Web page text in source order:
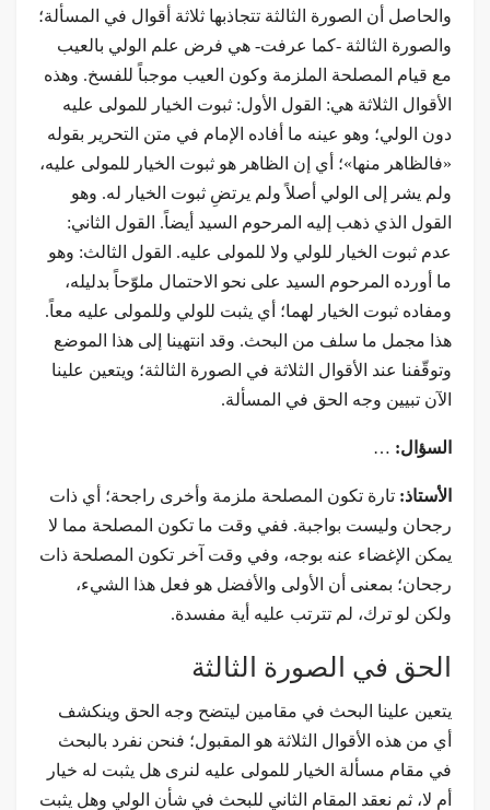
والحاصل أن الصورة الثالثة تتجاذبها ثلاثة أقوال في المسألة؛
والصورة الثالثة -كما عرفت- هي فرض علم الولي بالعيب
مع قيام المصلحة الملزمة وكون العيب موجباً للفسخ. وهذه
الأقوال الثلاثة هي: القول الأول: ثبوت الخيار للمولى عليه
دون الولي؛ وهو عينه ما أفاده الإمام في متن التحرير بقوله
«فالظاهر منها»؛ أي إن الظاهر هو ثبوت الخيار للمولى عليه،
ولم يشر إلى الولي أصلاً ولم يرتضِ ثبوت الخيار له. وهو
القول الذي ذهب إليه المرحوم السيد أيضاً. القول الثاني:
عدم ثبوت الخيار للولي ولا للمولى عليه. القول الثالث: وهو
ما أورده المرحوم السيد على نحو الاحتمال ملوّحاً بدليله،
ومفاده ثبوت الخيار لهما؛ أي يثبت للولي وللمولى عليه معاً.
هذا مجمل ما سلف من البحث. وقد انتهينا إلى هذا الموضع
وتوقّفنا عند الأقوال الثلاثة في الصورة الثالثة؛ ويتعين علينا
الآن تبيين وجه الحق في المسألة.
السؤال: …
الأستاذ: تارة تكون المصلحة ملزمة وأخرى راجحة؛ أي ذات
رجحان وليست بواجبة. ففي وقت ما تكون المصلحة مما لا
يمكن الإغضاء عنه بوجه، وفي وقت آخر تكون المصلحة ذات
رجحان؛ بمعنى أن الأولى والأفضل هو فعل هذا الشيء،
ولكن لو ترك، لم تترتب عليه أية مفسدة.
الحق في الصورة الثالثة
يتعين علينا البحث في مقامين ليتضح وجه الحق وينكشف
أي من هذه الأقوال الثلاثة هو المقبول؛ فنحن نفرد بالبحث
في مقام مسألة الخيار للمولى عليه لنرى هل يثبت له خيار
أم لا، ثم نعقد المقام الثاني للبحث في شأن الولي وهل يثبت